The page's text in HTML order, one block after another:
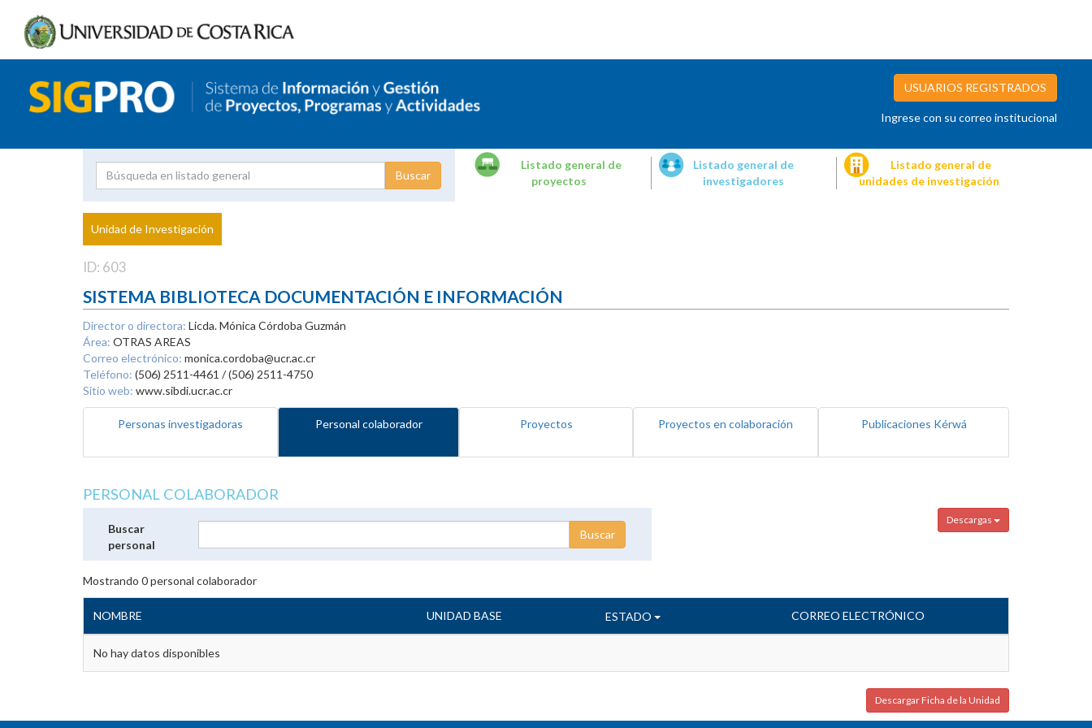
USUARIOS REGISTRADOS
Ingrese con su correo institucional
Proyecto
Investigador
Listado general de
proyectos
Listado general de
investigadores
Listado general de
unidades de investigación
Unidad de Investigación
ID: 603
SISTEMA BIBLIOTECA DOCUMENTACIÓN E INFORMACIÓN
Director o directora: Licda. Mónica Córdoba Guzmán
Área: OTRAS AREAS
Correo electrónico: monica.cordoba@ucr.ac.cr
Teléfono: (506) 2511-4461 / (506) 2511-4750
Sitio web: www.sibdi.ucr.ac.cr
Personas investigadoras Personal colaborador Proyectos Proyectos en colaboración Publicaciones Kérwá
PERSONAL COLABORADOR
Descargas
Buscar
personal
Mostrando 0personal colaborador
NOMBRE UNIDAD BASE ESTADO CORREO ELECTRÓNICO
No hay datos disponibles
Descargar Ficha de la Unidad